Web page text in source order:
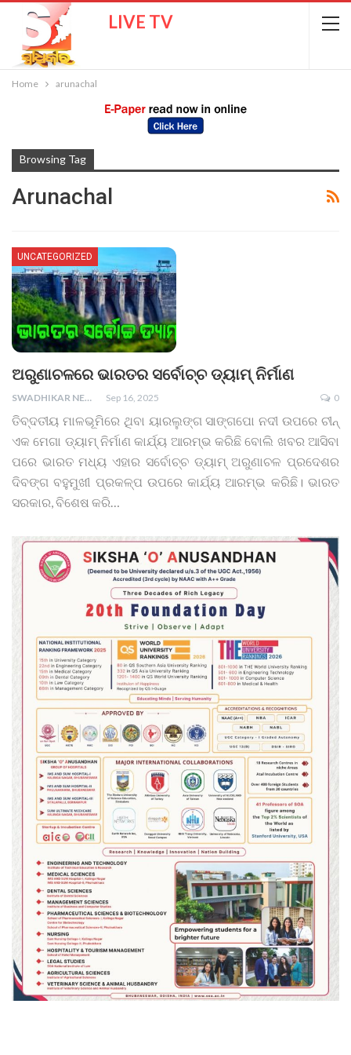
LIVE TV
Home arunachal
Browsing Tag
Arunachal
UNCATEGORIZED
ଅରୁଣାଚଳରେ ଭାରତର ସର୍ବୋଚ୍ଚ ଡ୍ୟାମ୍‌ ନିର୍ମାଣ
SWADHIKAR NEWS Sep 16, 2025 0
ତିବ୍ଦତୀୟ ମାଳଭୂମିରେ ଥିବା ୟାରଲୁଙ୍ଗ ସାଙ୍ଗପୋ ନଦୀ ଉପରେ ଚୀନ୍
ଏକ ମେଗା ଡ୍ୟାମ୍ ନିର୍ମାଣ କାର୍ଯ୍ୟ ଆରମ୍ଭ କରିଛି ବୋଲି ଖବର ଆସିବା
ପରେ ଭାରତ ମଧ୍ୟ ଏହାର ସର୍ବୋଚ୍ଚ ଡ୍ୟାମ୍ ଅରୁଣାଚଳ ପ୍ରଦେଶର
ଦିବଙ୍ଗ ବହୁମୁଖୀ ପ୍ରକଳ୍ପ ଉପରେ କାର୍ଯ୍ୟ ଆରମ୍ଭ କରିଛି। ଭାରତ
ସରକାର, ବିଶେଷ କରି…